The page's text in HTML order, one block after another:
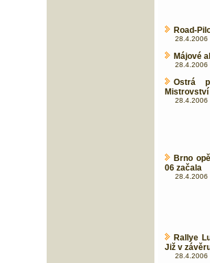
Road-
28.4.2006
Májové
28.4.2006
Ostrá
28.4.2006
Brno
06 začala
28.4.2006
Rallye
Již v
28.4.2006